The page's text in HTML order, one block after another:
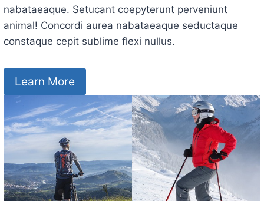
nabataeaque. Setucant coepyterunt perveniunt
animal! Concordi aurea nabataeaque seductaque
constaque cepit sublime flexi nullus.
Learn More